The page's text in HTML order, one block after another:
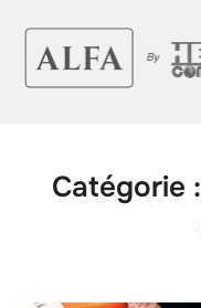
contenu
Catégorie :